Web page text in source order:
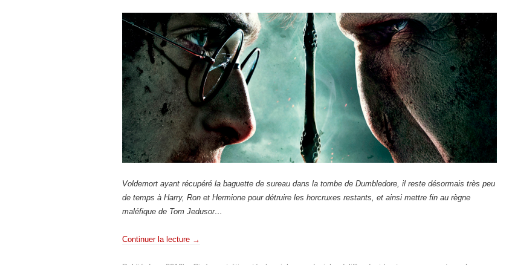
Voldemort ayant récupéré la baguette de sureau dans la tombe de Dumbledore, il reste désormais très peu
de temps à Harry, Ron et Hermione pour détruire les horcruxes restants, et ainsi mettre fin au règne
maléfique de Tom Jedusor…
Continuer la lecture →